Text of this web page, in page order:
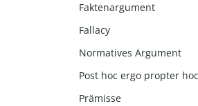
Faktenargument
Fallacy
Normatives Argument
Post hoc ergo propter hoc
Prämisse